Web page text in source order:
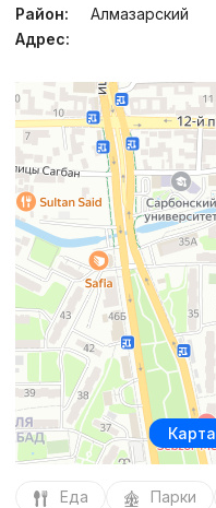
Район:
Алмазарский
Адрес:
Карта
Еда Парки